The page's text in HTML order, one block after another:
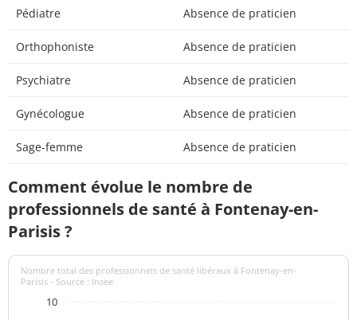
Pédiatre Absence de praticien
Orthophoniste Absence de praticien
Psychiatre Absence de praticien
Gynécologue Absence de praticien
Sage-femme Absence de praticien
Comment évolue le nombre de
professionnels de santé à Fontenay-en-
Parisis ?
Nombre total des professionnels de santé libéraux à Fontenay-en-
Parisis - Source : Insee
10